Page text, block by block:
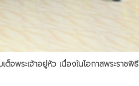
จพระเจ้าอยู่หัว เนื่องในโอกาสพระราชพิธี